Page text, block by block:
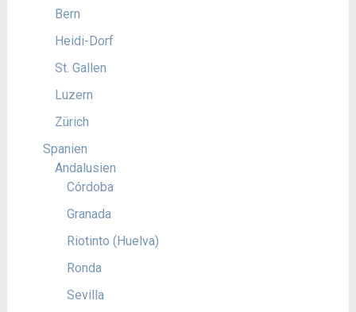
Bern
Heidi-Dorf
St. Gallen
Luzern
Zürich
Spanien
Andalusien
Córdoba
Granada
Riotinto (Huelva)
Ronda
Sevilla